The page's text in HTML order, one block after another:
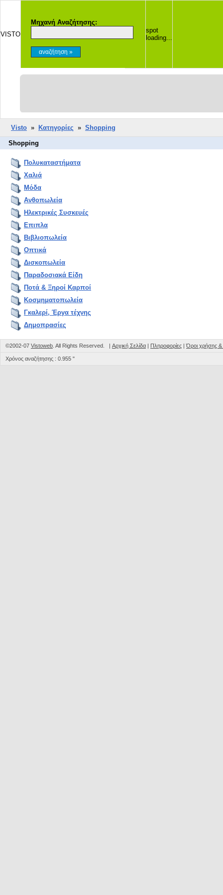
VISTO
Μηχανή Αναζήτησης:
spot
loading...
Visto » Κατηγορίες » Shopping
Shopping
Πολυκαταστήματα
Χαλιά
Μόδα
Ανθοπωλεία
Ηλεκτρικές Συσκευές
Επιπλα
Βιβλιοπωλεία
Οπτικά
Δισκοπωλεία
Παραδοσιακά Είδη
Ποτά & Ξηροί Καρποί
Κοσμηματοπωλεία
Γκαλερί, Έργα τέχνης
Δημοπρασίες
©2002-07 Vistoweb . All Rights Reserved. | Αρχική Σελίδα | Πληροφορίες |Όροι χρήσης
Χρόνος αναζήτησης : 0.955 "